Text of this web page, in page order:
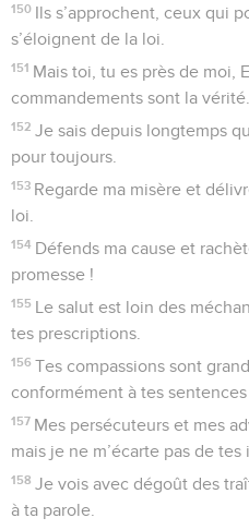
150 Ils s’approchent, ceux qui
s’éloignent de la loi.
151 Mais toi, tu es près de moi,
commandements sont la vérité.
152 Je sais depuis longtemps
pour toujours.
153 Regarde ma misère et
loi.
154 Défends ma cause et
promesse !
155 Le salut est loin des
tes prescriptions.
156 Tes compassions sont
conformément à tes sentences
157 Mes persécuteurs et mes
mais je ne m’écarte pas de tes
158 Je vois avec dégoût des
à ta parole.